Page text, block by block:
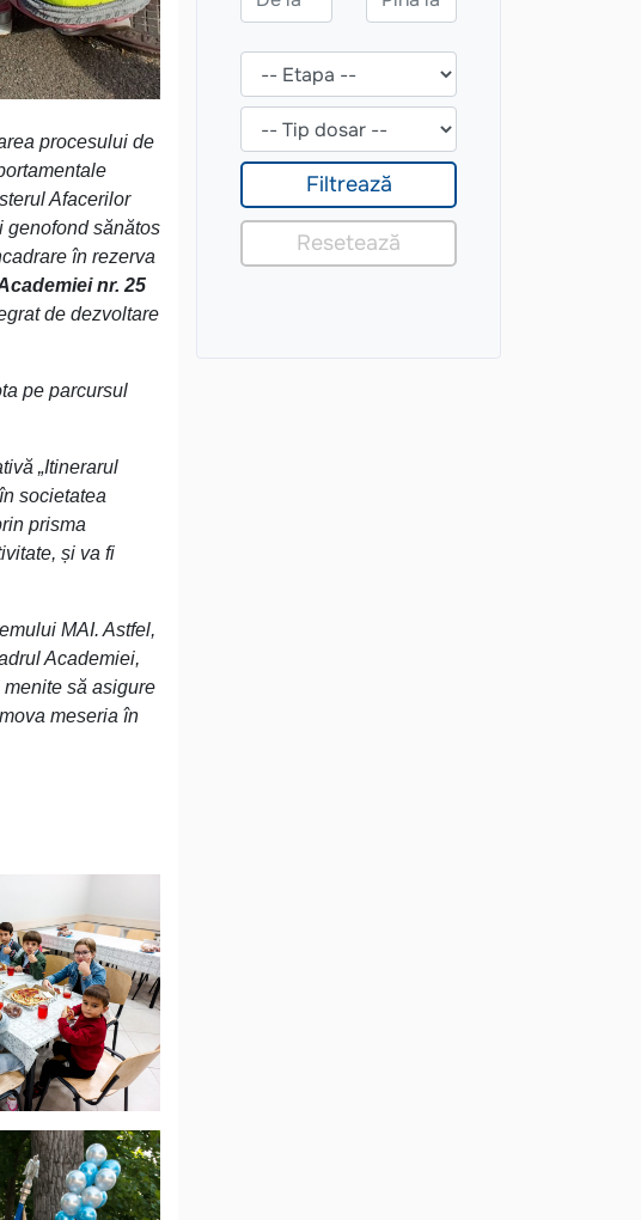
procesului de
Afacerilor
genofond sănătos
în rezerva
nr. 25
de dezvoltare
pe parcursul
„Itinerarul
societatea
prisma
și va fi
MAI. Astfel,
Academiei,
să asigure
meseria în